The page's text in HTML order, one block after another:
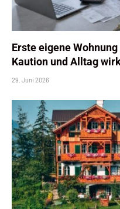
Erste eigene
Kaution und Alltag
29. Juni 2026